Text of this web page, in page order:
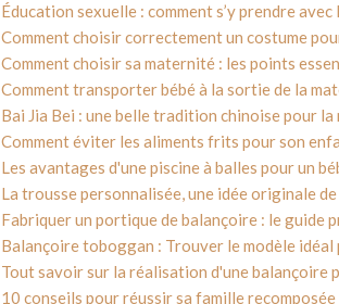
Éducation sexuelle : comment s’y prendre avec
Comment choisir correctement un costume
Comment choisir sa maternité : les points
Comment transporter bébé à la sortie de la
Bai Jia Bei : une belle tradition chinoise pour la
Comment éviter les aliments frits pour son
Les avantages d'une piscine à balles pour un
La trousse personnalisée, une idée originale de
Fabriquer un portique de balançoire : le guide
Balançoire toboggan : Trouver le modèle
Tout savoir sur la réalisation d'une balançoire
10 conseils pour réussir sa famille recomposée